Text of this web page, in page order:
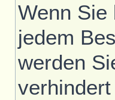
Wenn Sie
jedem
werden